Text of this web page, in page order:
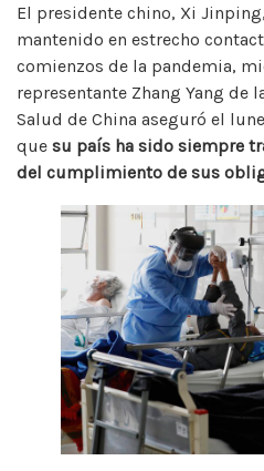
El presidente chino, Xi
mantenido en estrecho
comienzos de la pandemia,
representante Zhang Yang de
Salud de China aseguró el
que su país ha sido siempre
del cumplimiento de sus